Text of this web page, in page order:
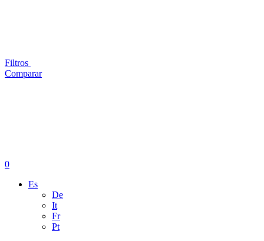
Filtros
Comparar
0
Es
De
It
Fr
Pt